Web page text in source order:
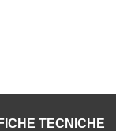
TECNICHE